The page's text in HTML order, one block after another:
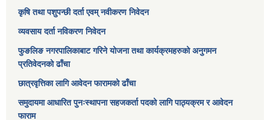
कृषि तथा पशुपन्छी दर्ता एवम् नवीकरण निवेदन
व्यवसाय दर्ता नविकरण निवेदन
फुङलिङ नगरपालिकाबाट गरिने योजना तथा कार्यक्रमहरुको अनुगमन
प्रतिवेदनको ढाँचा
छात्रवृत्तिका लागि आवेदन फारामको ढाँचा
समुदायमा आधारित पुनःस्थापना सहजकर्ता पदको लागि पाठ्यक्रम र आवेदन
फाराम